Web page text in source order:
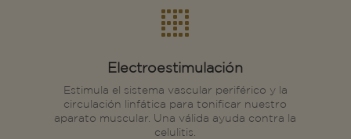

Electroestimulación
Estimula el sistema vascular periférico y la
circulación linfática para tonificar nuestro
aparato muscular. Una válida ayuda contra la
celulitis.